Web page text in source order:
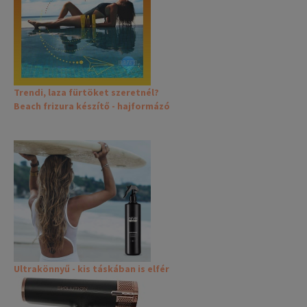
Trendi, laza fürtöket szeretnél?
Beach frizura készítő - hajformázó
Ultrakönnyű - kis táskában is elfér